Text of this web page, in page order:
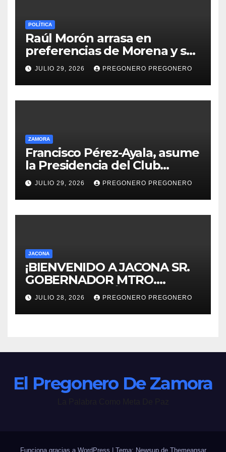
POLÍTICA
Raúl Morón arrasa en
preferencias de Morena y se
perfila hacia la gubernatura
de Michoacán en 2027
JULIO 29, 2026 PREGONERO PREGONERO
ZAMORA
Francisco Pérez-Ayala, asume
la Presidencia del Club
Rotario Zamora Industrial,
para el periodo 2026–2027
JULIO 29, 2026 PREGONERO PREGONERO
JACONA
¡BIENVENIDO A JACONA SR.
GOBERNADOR MTRO.
ALFREDO RAMÍREZ
BEDOLLA!
JULIO 28, 2026 PREGONERO PREGONERO
El Pregonero De Zamora
Funciona gracias a WordPress | Tema: Newsup de Themeansar